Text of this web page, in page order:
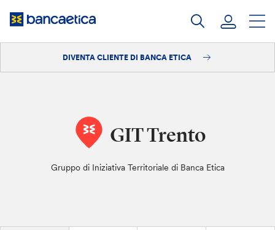
DIVENTA CLIENTE DI BANCA ETICA
GIT Trento
Gruppo di Iniziativa Territoriale di Banca Etica